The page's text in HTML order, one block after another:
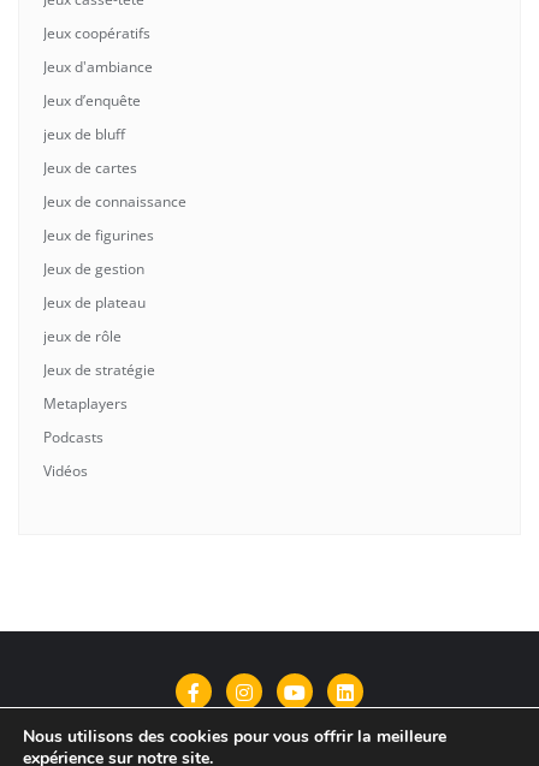
Jeux coopératifs
Jeux d'ambiance
Jeux d’enquête
jeux de bluff
Jeux de cartes
Jeux de connaissance
Jeux de figurines
Jeux de gestion
Jeux de plateau
jeux de rôle
Jeux de stratégie
Metaplayers
Podcasts
Vidéos
Qui suis-je? Contact Politique de confidentialité
Nous utilisons des cookies pour vous offrir la meilleure
expérience sur notre site.